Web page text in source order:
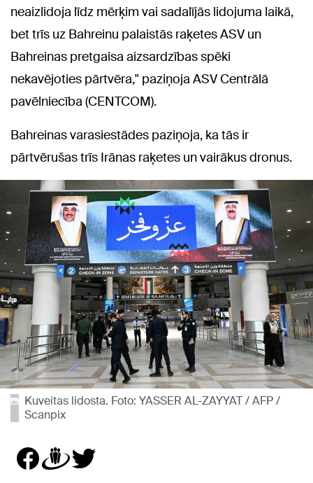
neaizlidoja līdz mērķim vai sadalījās lidojuma laikā,
bet trīs uz Bahreinu palaistās raķetes ASV un
Bahreinas pretgaisa aizsardzības spēki
nekavējoties pārtvēra," paziņoja ASV Centrālā
pavēlniecība (CENTCOM).
Bahreinas varasiestādes paziņoja, ka tās ir
pārtvērušas trīs Irānas raķetes un vairākus dronus.
Kuveitas lidosta. Foto: YASSER AL-ZAYYAT / AFP /
Scanpix